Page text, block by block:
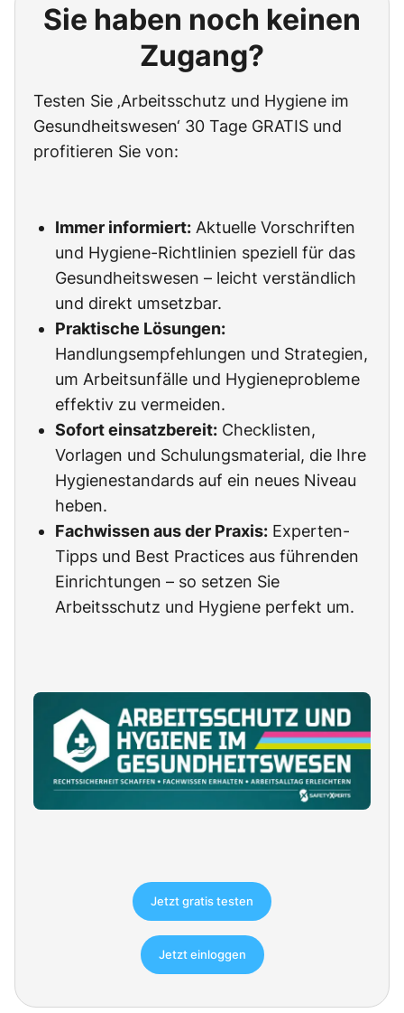
Sie haben noch keinen
Zugang?
Testen Sie ‚Arbeitsschutz und Hygiene im
Gesundheitswesen‘ 30 Tage GRATIS und
profitieren Sie von:
Immer informiert: Aktuelle Vorschriften
und Hygiene-Richtlinien speziell für das
Gesundheitswesen – leicht verständlich
und direkt umsetzbar.
Praktische Lösungen:
Handlungsempfehlungen und Strategien,
um Arbeitsunfälle und Hygieneprobleme
effektiv zu vermeiden.
Sofort einsatzbereit: Checklisten,
Vorlagen und Schulungsmaterial, die Ihre
Hygienestandards auf ein neues Niveau
heben.
Fachwissen aus der Praxis: Experten-
Tipps und Best Practices aus führenden
Einrichtungen – so setzen Sie
Arbeitsschutz und Hygiene perfekt um.
Jetzt gratis testen
Jetzt einloggen